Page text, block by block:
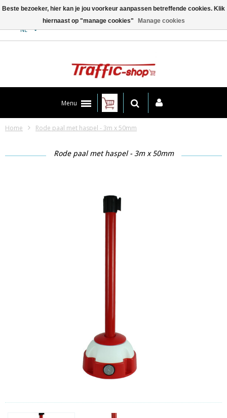
NL
Menu
Home Rode paal met haspel - 3m x 50mm
Rode paal met haspel - 3m x 50mm
Beste bezoeker, hier kan je jou voorkeur aanpassen betreffende cookies. Klik
hiernaast op "manage cookies"
Manage cookies